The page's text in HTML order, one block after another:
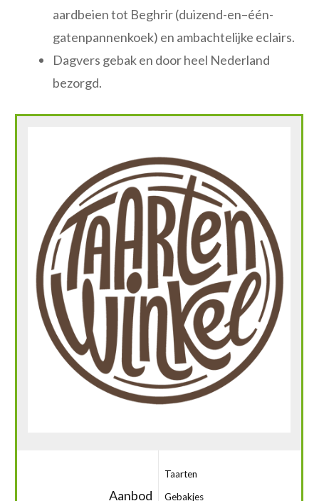
aardbeien tot Beghrir (duizend-en–één-
gatenpannenkoek) en ambachtelijke eclairs.
Dagvers gebak en door heel Nederland
bezorgd.
Aanbod
Taarten
Gebakjes